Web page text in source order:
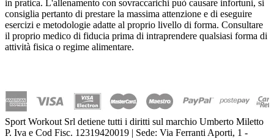
in pratica. L'allenamento con sovraccarichi può causare infortuni, si
consiglia pertanto di prestare la massima attenzione e di eseguire
esercizi e metodologie adatte al proprio livello di forma. Consultare
il proprio medico di fiducia prima di intraprendere qualsiasi forma di
attività fisica o regime alimentare.
Sport Workout Srl detiene tutti i diritti sul marchio Umberto Miletto
P. Iva e Cod Fisc. 12319420019 | Sede: Via Ferranti Aporti, 1 -